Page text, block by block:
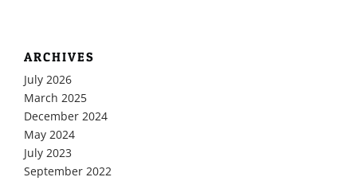
ARCHIVES
July 2026
March 2025
December 2024
May 2024
July 2023
September 2022